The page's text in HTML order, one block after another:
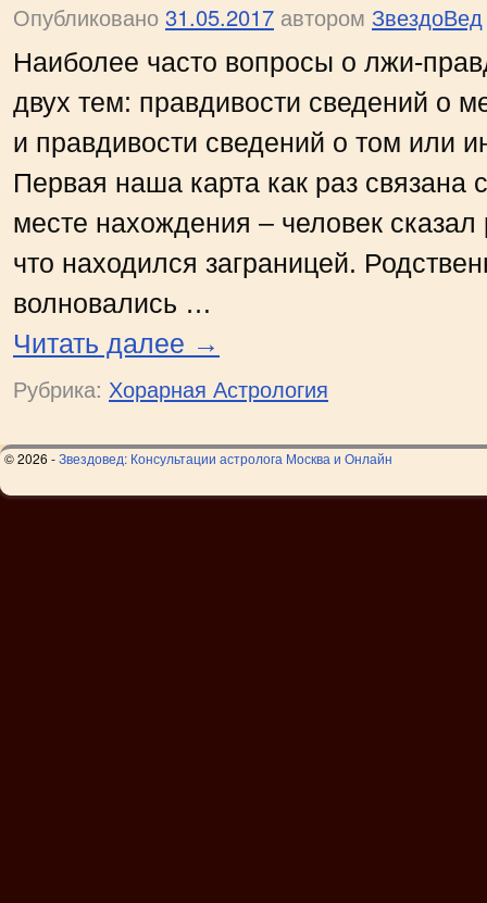
Опубликовано 31.05.2017 автором ЗвездоВед
Наиболее часто вопросы о лжи-
двух тем: правдивости сведений о
и правдивости сведений о том или
Первая наша карта как раз связана
месте нахождения – человек сказал
что находился заграницей.
волновались …
Читать далее →
Рубрика: Хорарная Астрология
© 2026 -Звездовед: Консультации астролога Москва и Онлайн